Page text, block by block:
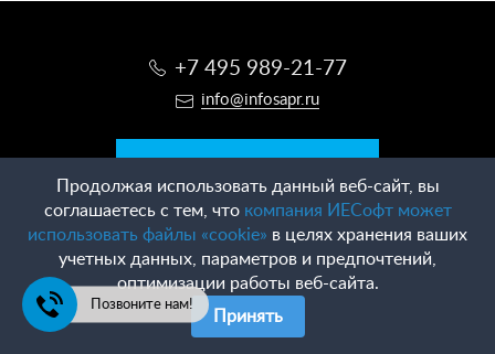
+7 495 989-21-77
info@infosapr.ru
Только маркетинг и инновации прибыльны.
Все остальное - расходы.
Продолжая использовать данный веб-сайт, вы
соглашаетесь с тем, что компания ИЕСофт может
использовать файлы «cookie» в целях хранения ваших
учетных данных, параметров и предпочтений,
оптимизации работы веб-сайта.
Принять
Позвоните нам!